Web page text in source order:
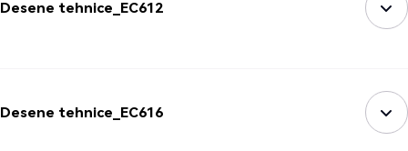
Desene tehnice_EC612
Desene tehnice_EC616